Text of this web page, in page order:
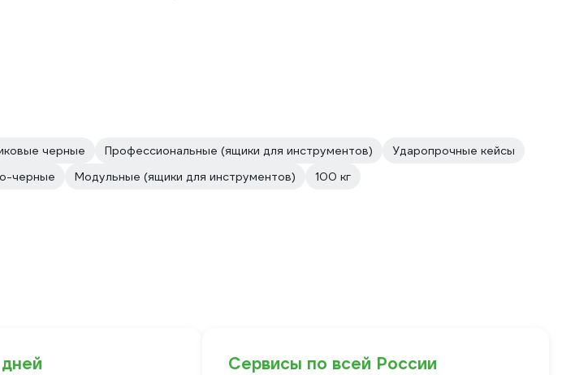
черные Профессиональные (ящики для инструментов)
Ударопрочные кейсы
черные Модульные (ящики для инструментов)
100 кг
Сервисы по всей России